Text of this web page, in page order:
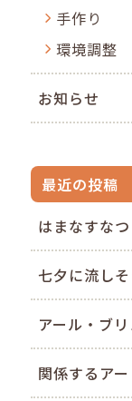
手作り
環境調整
お知らせ
最近の投稿
はまなすな
七夕に流し
アール・ブ
関係するア